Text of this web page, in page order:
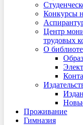
Конкурсы
Центр
трудовых
О
Проживание
Гимназия